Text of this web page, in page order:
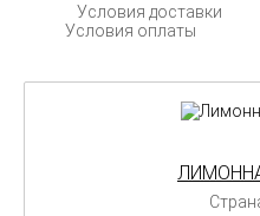
Условия доставки
Условия оплаты